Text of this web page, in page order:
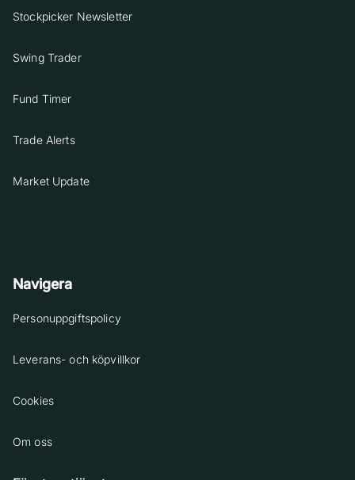
Stockpicker Newsletter
Swing Trader
Fund Timer
Trade Alerts
Market Update
Navigera
Personuppgiftspolicy
Leverans- och köpvillkor
Cookies
Om oss